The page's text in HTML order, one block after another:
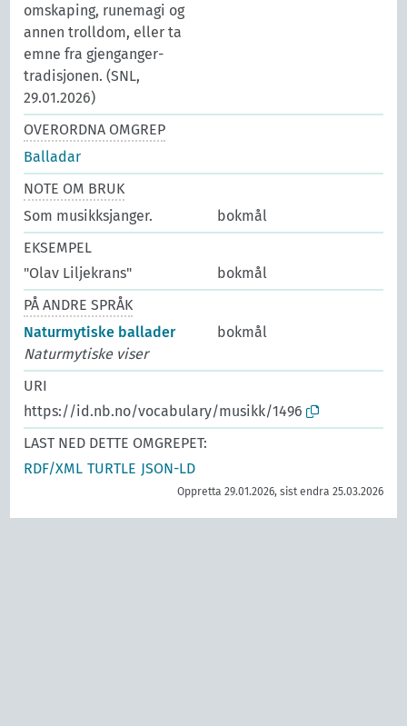
omskaping, runemagi og
annen trolldom, eller ta
emne fra gjenganger-
tradisjonen. (SNL,
29.01.2026)
OVERORDNA OMGREP
Balladar
NOTE OM BRUK
Som musikksjanger.
bokmål
EKSEMPEL
"Olav Liljekrans"
bokmål
PÅ ANDRE SPRÅK
Naturmytiske ballader
bokmål
Naturmytiske viser
URI
https://id.nb.no/vocabulary/musikk/1496
LAST NED DETTE OMGREPET:
RDF/XML TURTLE JSON-LD
Oppretta 29.01.2026, sist endra 25.03.2026